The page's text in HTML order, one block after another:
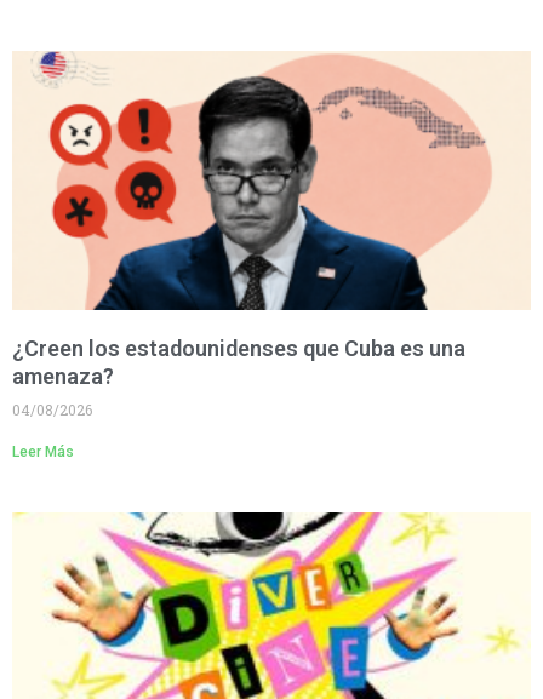
¿Creen los estadounidenses que Cuba es una
amenaza?
04/08/2026
Leer Más